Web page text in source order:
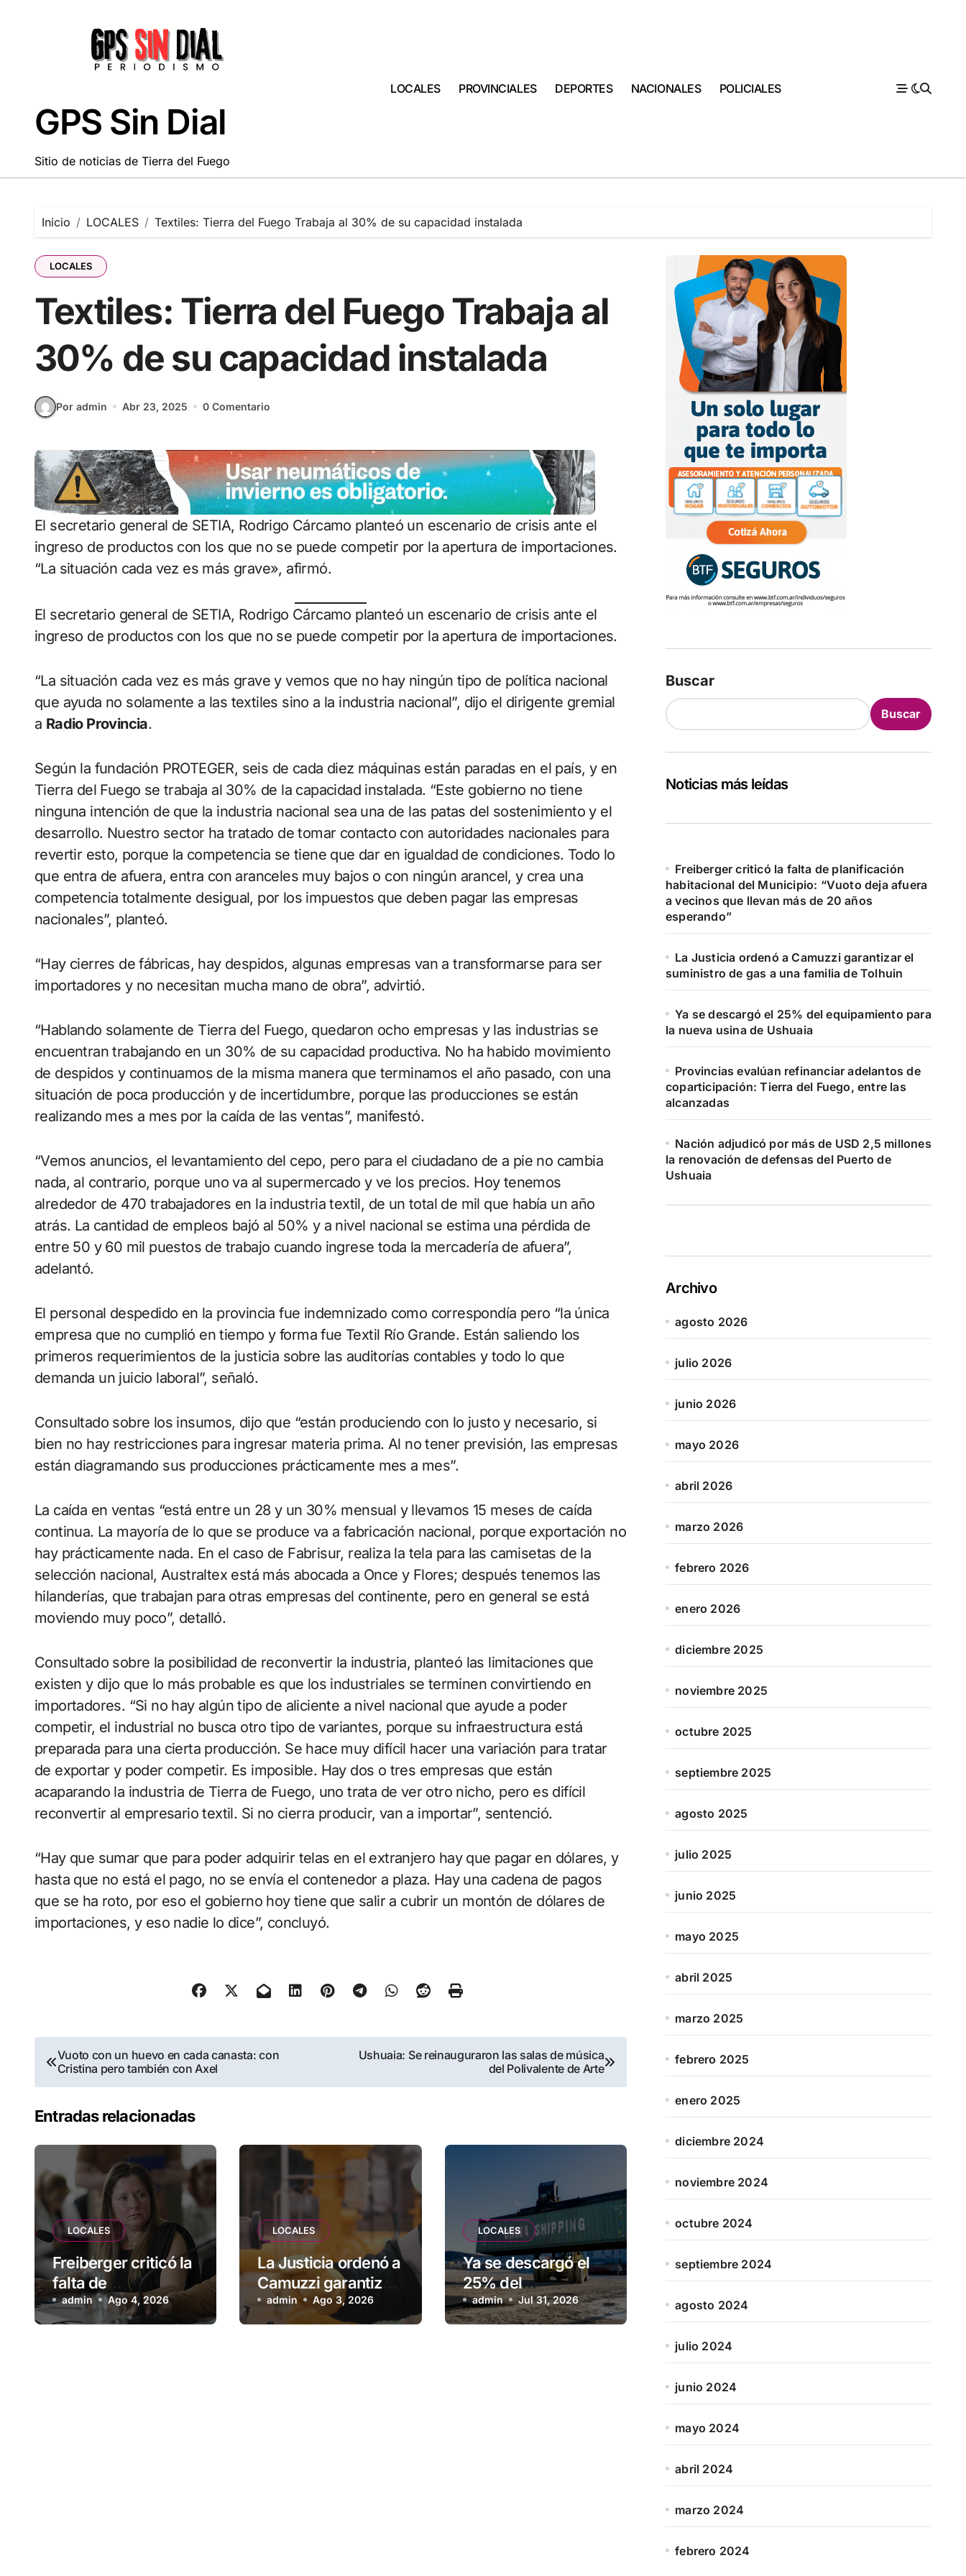
GPS Sin Dial
Sitio de noticias de Tierra del Fuego
LOCALES PROVINCIALES DEPORTES NACIONALES POLICIALES
Inicio LOCALES Textiles: Tierra del Fuego Trabaja al 30% de su capacidad instalada
LOCALES
Textiles: Tierra del Fuego Trabaja al
30% de su capacidad instalada
Por admin Abr 23, 2025 0 Comentario
El secretario general de SETIA, Rodrigo Cárcamo planteó un escenario de crisis ante el
ingreso de productos con los que no se puede competir por la apertura de importaciones.
“La situación cada vez es más grave», afirmó.
El secretario general de SETIA, Rodrigo Cárcamo planteó un escenario de crisis ante el
ingreso de productos con los que no se puede competir por la apertura de importaciones.
“La situación cada vez es más grave y vemos que no hay ningún tipo de política nacional
que ayuda no solamente a las textiles sino a la industria nacional”, dijo el dirigente gremial
a Radio Provincia.
Según la fundación PROTEGER, seis de cada diez máquinas están paradas en el país, y en
Tierra del Fuego se trabaja al 30% de la capacidad instalada. “Este gobierno no tiene
ninguna intención de que la industria nacional sea una de las patas del sostenimiento y el
desarrollo. Nuestro sector ha tratado de tomar contacto con autoridades nacionales para
revertir esto, porque la competencia se tiene que dar en igualdad de condiciones. Todo lo
que entra de afuera, entra con aranceles muy bajos o con ningún arancel, y crea una
competencia totalmente desigual, por los impuestos que deben pagar las empresas
nacionales”, planteó.
“Hay cierres de fábricas, hay despidos, algunas empresas van a transformarse para ser
importadores y no necesitan mucha mano de obra”, advirtió.
“Hablando solamente de Tierra del Fuego, quedaron ocho empresas y las industrias se
encuentran trabajando en un 30% de su capacidad productiva. No ha habido movimiento
de despidos y continuamos de la misma manera que terminamos el año pasado, con una
situación de poca producción y de incertidumbre, porque las producciones se están
realizando mes a mes por la caída de las ventas”, manifestó.
“Vemos anuncios, el levantamiento del cepo, pero para el ciudadano de a pie no cambia
nada, al contrario, porque uno va al supermercado y ve los precios. Hoy tenemos
alrededor de 470 trabajadores en la industria textil, de un total de mil que había un año
atrás. La cantidad de empleos bajó al 50% y a nivel nacional se estima una pérdida de
entre 50 y 60 mil puestos de trabajo cuando ingrese toda la mercadería de afuera”,
adelantó.
El personal despedido en la provincia fue indemnizado como correspondía pero “la única
empresa que no cumplió en tiempo y forma fue Textil Río Grande. Están saliendo los
primeros requerimientos de la justicia sobre las auditorías contables y todo lo que
demanda un juicio laboral”, señaló.
Consultado sobre los insumos, dijo que “están produciendo con lo justo y necesario, si
bien no hay restricciones para ingresar materia prima. Al no tener previsión, las empresas
están diagramando sus producciones prácticamente mes a mes”.
La caída en ventas “está entre un 28 y un 30% mensual y llevamos 15 meses de caída
continua. La mayoría de lo que se produce va a fabricación nacional, porque exportación no
hay prácticamente nada. En el caso de Fabrisur, realiza la tela para las camisetas de la
selección nacional, Australtex está más abocada a Once y Flores; después tenemos las
hilanderías, que trabajan para otras empresas del continente, pero en general se está
moviendo muy poco”, detalló.
Consultado sobre la posibilidad de reconvertir la industria, planteó las limitaciones que
existen y dijo que lo más probable es que los industriales se terminen convirtiendo en
importadores. “Si no hay algún tipo de aliciente a nivel nacional que ayude a poder
competir, el industrial no busca otro tipo de variantes, porque su infraestructura está
preparada para una cierta producción. Se hace muy difícil hacer una variación para tratar
de exportar y poder competir. Es imposible. Hay dos o tres empresas que están
acaparando la industria de Tierra de Fuego, uno trata de ver otro nicho, pero es difícil
reconvertir al empresario textil. Si no cierra producir, van a importar”, sentenció.
“Hay que sumar que para poder adquirir telas en el extranjero hay que pagar en dólares, y
hasta que no está el pago, no se envía el contenedor a plaza. Hay una cadena de pagos
que se ha roto, por eso el gobierno hoy tiene que salir a cubrir un montón de dólares de
importaciones, y eso nadie lo dice”, concluyó.
Navegación
de
entradas
Vuoto con un huevo en cada canasta: con
Cristina pero también con Axel
Ushuaia: Se reinauguraron las salas de música
del Polivalente de Arte
Entradas relacionadas
LOCALES
Freiberger criticó la
falta de
planificación
habitacional del
admin Ago 4, 2026
LOCALES
La Justicia ordenó a
Camuzzi garantizar
el suministro de gas
a una familia de
admin Ago 3, 2026
LOCALES
Ya se descargó el
25% del
equipamiento para
la nueva usina de
admin Jul 31, 2026
Buscar
Buscar
Noticias más leídas
Freiberger criticó la falta de planificación
habitacional del Municipio: “Vuoto deja afuera
a vecinos que llevan más de 20 años
esperando”
La Justicia ordenó a Camuzzi garantizar el
suministro de gas a una familia de Tolhuin
Ya se descargó el 25% del equipamiento para
la nueva usina de Ushuaia
Provincias evalúan refinanciar adelantos de
coparticipación: Tierra del Fuego, entre las
alcanzadas
Nación adjudicó por más de USD 2,5 millones
la renovación de defensas del Puerto de
Ushuaia
Archivo
agosto 2026
julio 2026
junio 2026
mayo 2026
abril 2026
marzo 2026
febrero 2026
enero 2026
diciembre 2025
noviembre 2025
octubre 2025
septiembre 2025
agosto 2025
julio 2025
junio 2025
mayo 2025
abril 2025
marzo 2025
febrero 2025
enero 2025
diciembre 2024
noviembre 2024
octubre 2024
septiembre 2024
agosto 2024
julio 2024
junio 2024
mayo 2024
abril 2024
marzo 2024
febrero 2024